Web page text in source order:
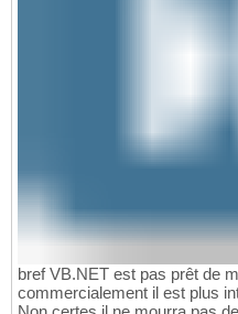
bref VB.NET est pas prêt de
commercialement il est plus